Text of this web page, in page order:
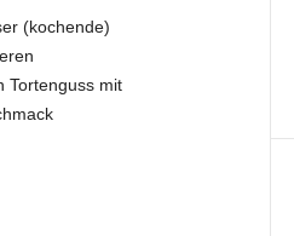
(kochende)
Tortenguss mit